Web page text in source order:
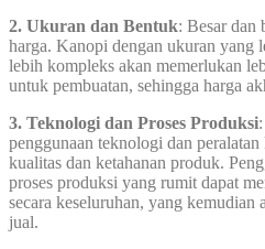
2. Ukuran dan Bentuk: Besar dan
harga. Kanopi dengan ukuran yang
lebih kompleks akan memerlukan
untuk pembuatan, sehingga harga
3. Teknologi dan Proses Produksi
penggunaan teknologi dan
kualitas dan ketahanan produk.
proses produksi yang rumit dapat
secara keseluruhan, yang kemudian
jual.